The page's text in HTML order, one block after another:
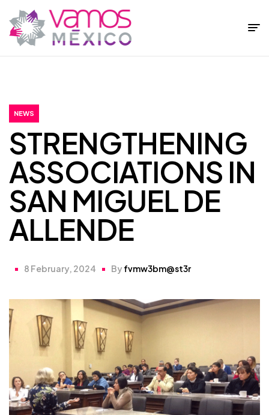
México
NEWS
STRENGTHENING
ASSOCIATIONS IN
SAN MIGUEL DE
ALLENDE
8 February, 2024 By fvmw3bm@st3r